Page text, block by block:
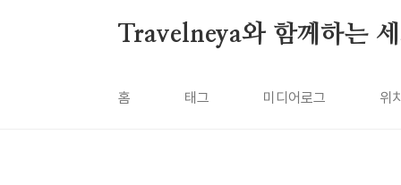
Travelneya와 함께하는
홈 태그 미디어로그 위